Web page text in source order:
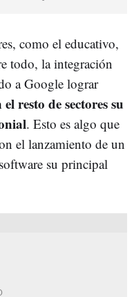
como el educativo,
todo, la integración
a Google lograr
el resto de sectores su
. Esto es algo que
el lanzamiento de un
su principal